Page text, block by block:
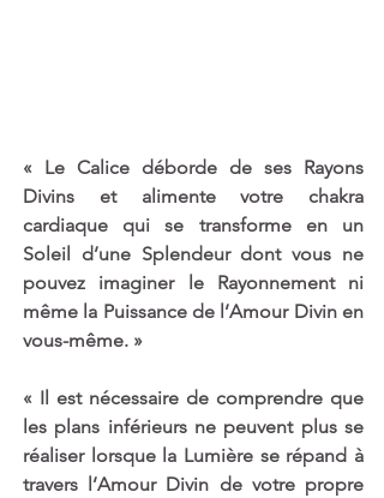
« Le Calice déborde de ses Rayons
Divins et alimente votre chakra
cardiaque qui se transforme en un
Soleil d’une Splendeur dont vous ne
pouvez imaginer le Rayonnement ni
même la Puissance de l’Amour Divin en
vous-même. »
« Il est nécessaire de comprendre que
les plans inférieurs ne peuvent plus se
réaliser lorsque la Lumière se répand à
travers l’Amour Divin de votre propre